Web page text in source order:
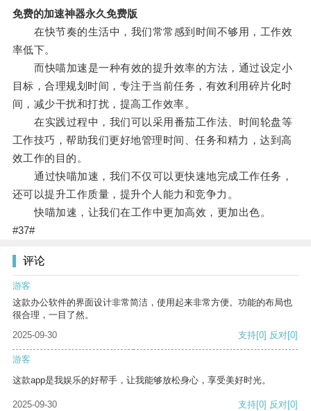
免费的加速神器永久免费版
在快节奏的生活中，我们常常感到时间不够用，工作效
率低下。
而快喵加速是一种有效的提升效率的方法，通过设定小
目标，合理规划时间，专注于当前任务，有效利用碎片化时
间，减少干扰和打扰，提高工作效率。
在实践过程中，我们可以采用番茄工作法、时间轮盘等
工作技巧，帮助我们更好地管理时间、任务和精力，达到高
效工作的目的。
通过快喵加速，我们不仅可以更快速地完成工作任务，
还可以提升工作质量，提升个人能力和竞争力。
快喵加速，让我们在工作中更加高效，更加出色。
#37#
评论
游客
这款办公软件的界面设计非常简洁，使用起来非常方便。功能的布局也
很合理，一目了然。
2025-09-30
支持[0] 反对[0]
游客
这款app是我娱乐的好帮手，让我能够放松身心，享受美好时光。
2025-09-30 支持[0] 反对[0]